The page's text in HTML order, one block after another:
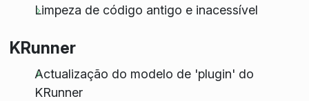
Limpeza de código antigo e inacessível
KRunner
Actualização do modelo de 'plugin' do
KRunner